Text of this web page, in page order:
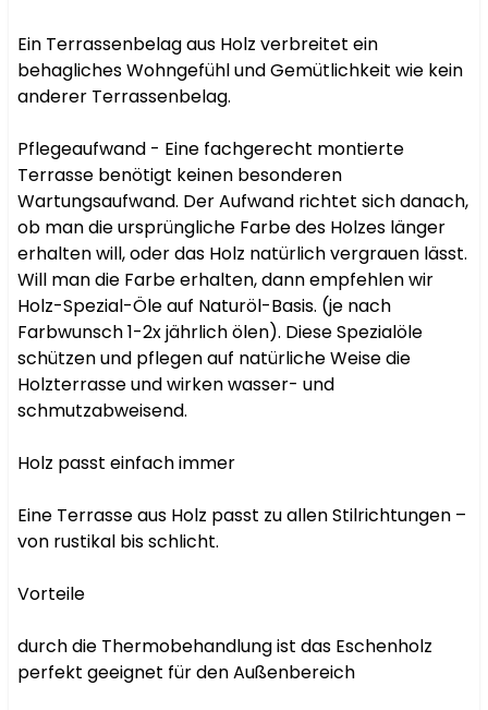
Ein Terrassenbelag aus Holz verbreitet ein
behagliches Wohngefühl und Gemütlichkeit wie kein
anderer Terrassenbelag.
Pflegeaufwand - Eine fachgerecht montierte
Terrasse benötigt keinen besonderen
Wartungsaufwand. Der Aufwand richtet sich danach,
ob man die ursprüngliche Farbe des Holzes länger
erhalten will, oder das Holz natürlich vergrauen lässt.
Will man die Farbe erhalten, dann empfehlen wir
Holz-Spezial-Öle auf Naturöl-Basis. (je nach
Farbwunsch 1-2x jährlich ölen). Diese Spezialöle
schützen und pflegen auf natürliche Weise die
Holzterrasse und wirken wasser- und
schmutzabweisend.
Holz passt einfach immer
Eine Terrasse aus Holz passt zu allen Stilrichtungen –
von rustikal bis schlicht.
Vorteile
durch die Thermobehandlung ist das Eschenholz
perfekt geeignet für den Außenbereich